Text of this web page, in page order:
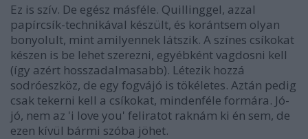
Ez is szív. De egész másféle. Quillinggel, azzal
papírcsík-technikával készült, és korántsem olyan
bonyolult, mint amilyennek látszik. A színes csíkokat
készen is be lehet szerezni, egyébként vagdosni kell
(így azért hosszadalmasabb). Létezik hozzá
sodróeszköz, de egy fogvájó is tökéletes. Aztán pedig
csak tekerni kell a csíkokat, mindenféle formára. Jó-
jó, nem az 'i love you' feliratot raknám ki én sem, de
ezen kívül bármi szóba jöhet.